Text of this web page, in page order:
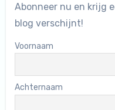
Abonneer nu en krijg
blog verschijnt!
Voornaam
Achternaam